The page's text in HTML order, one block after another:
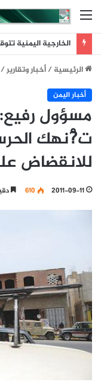
القائمة
الخارجية اليمنية
الرئيسية/أخبار وتقارير/
أخبار اليمن
مسؤول
ت?ْنهك
للانقضاض
2011-09-11
610